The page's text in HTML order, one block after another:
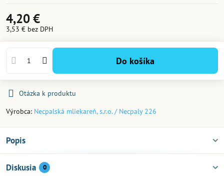
4,20 €
3,53 € bez DPH
Do košíka
Otázka k produktu
Výrobca: Necpalská mliekareň, s.r.o. / Necpaly 226
Popis
Diskusia 0